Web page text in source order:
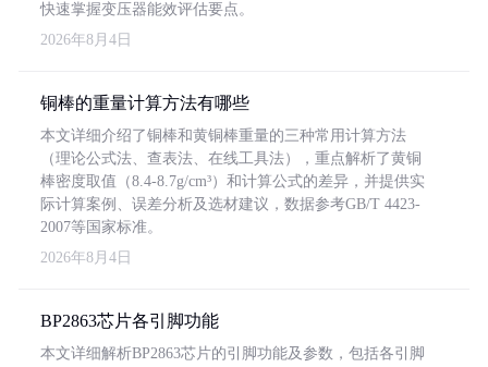
快速掌握变压器能效评估要点。
2026年8月4日
铜棒的重量计算方法有哪些
本文详细介绍了铜棒和黄铜棒重量的三种常用计算方法
（理论公式法、查表法、在线工具法），重点解析了黄铜
棒密度取值（8.4-8.7g/cm³）和计算公式的差异，并提供实
际计算案例、误差分析及选材建议，数据参考GB/T 4423-
2007等国家标准。
2026年8月4日
BP2863芯片各引脚功能
本文详细解析BP2863芯片的引脚功能及参数，包括各引脚